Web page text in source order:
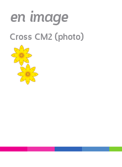
en image
Cross CM2 (photo)